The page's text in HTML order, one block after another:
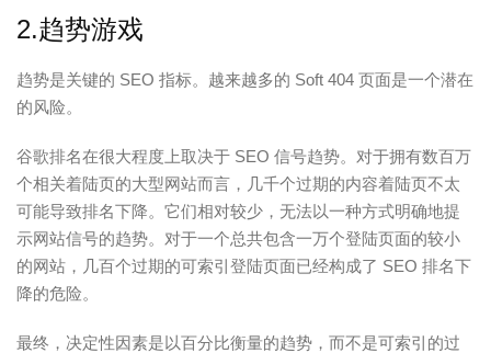
2.趋势游戏
趋势是关键的 SEO 指标。 越来越多的 Soft 404 页面是一个潜在
的风险。
谷歌排名在很大程度上取决于 SEO 信号趋势。对于拥有数百万
个相关着陆页的大型网站而言，几千个过期的内容着陆页不太
可能导致排名下降。它们相对较少，无法以一种方式明确地提
示网站信号的趋势。对于一个总共包含一万个登陆页面的较小
的网站，几百个过期的可索引登陆页面已经构成了 SEO 排名下
降的危险。
最终，决定性因素是以百分比衡量的趋势，而不是可索引的过